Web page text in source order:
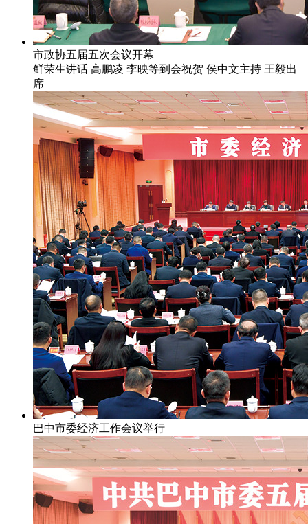
市政协五届五次会议开幕
鲜荣生讲话 高鹏凌 李映等到会祝贺 侯中文主持 王毅出
席
巴中市委经济工作会议举行